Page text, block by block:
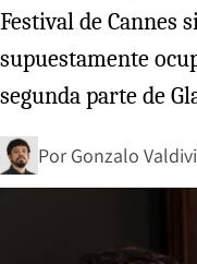
Festival de Cannes
supuestamente
segunda parte de
Por Gonzalo